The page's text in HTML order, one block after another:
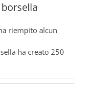
riempito alcun
ha creato 250